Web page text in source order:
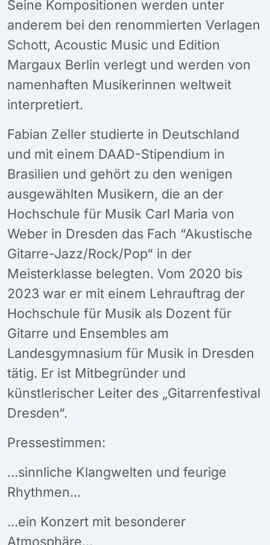
Seine Kompositionen werden unter
anderem bei den renommierten Verlagen
Schott, Acoustic Music und Edition
Margaux Berlin verlegt und werden von
namenhaften Musikerinnen weltweit
interpretiert.
Fabian Zeller studierte in Deutschland
und mit einem DAAD-Stipendium in
Brasilien und gehört zu den wenigen
ausgewählten Musikern, die an der
Hochschule für Musik Carl Maria von
Weber in Dresden das Fach “Akustische
Gitarre-Jazz/Rock/Pop“ in der
Meisterklasse belegten. Vom 2020 bis
2023 war er mit einem Lehrauftrag der
Hochschule für Musik als Dozent für
Gitarre und Ensembles am
Landesgymnasium für Musik in Dresden
tätig. Er ist Mitbegründer und
künstlerischer Leiter des „Gitarrenfestival
Dresden“.
Pressestimmen:
...sinnliche Klangwelten und feurige
Rhythmen...
...ein Konzert mit besonderer
Atmosphäre...